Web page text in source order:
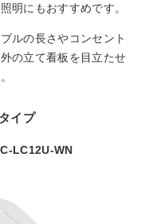
明にもおすすめです。
ルの長さやコンセント
の立て看板を目立たせ
イプ
LC12U-WN